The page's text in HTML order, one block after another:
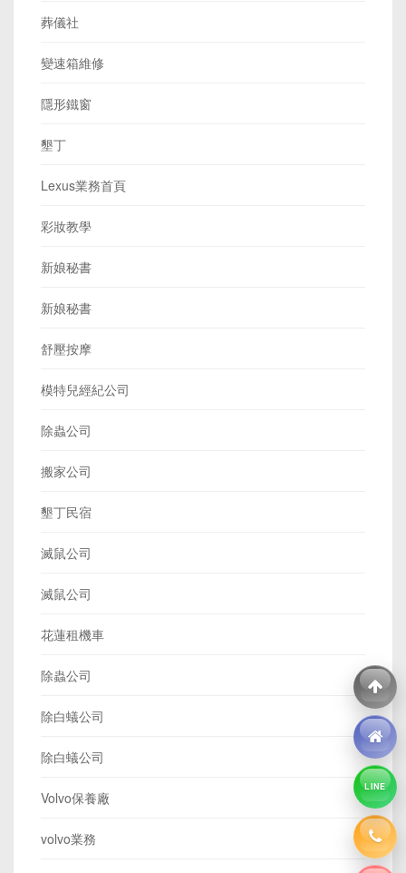
葬儀社
變速箱維修
隱形鐵窗
墾丁
Lexus業務首頁
彩妝教學
新娘秘書
新娘秘書
舒壓按摩
模特兒經紀公司
除蟲公司
搬家公司
墾丁民宿
滅鼠公司
滅鼠公司
花蓮租機車
除蟲公司
除白蟻公司
除白蟻公司
Volvo保養廠
volvo業務
LINE